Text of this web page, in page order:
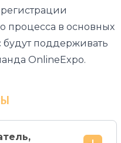
процесса в основных
будут поддерживать
OnlineExpo.